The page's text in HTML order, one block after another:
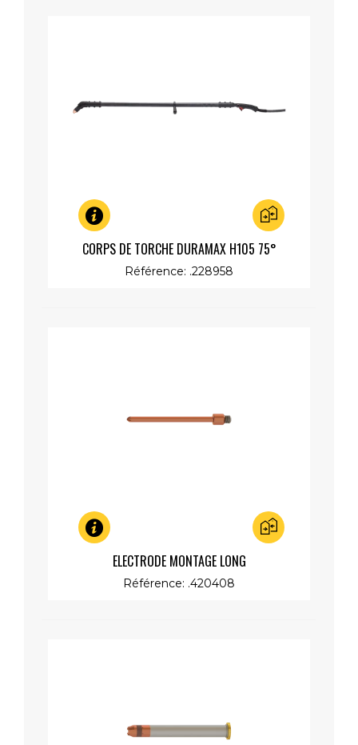
CORPS DE TORCHE DURAMAX H105 75°
Référence: .228958
ELECTRODE MONTAGE LONG
Référence: .420408